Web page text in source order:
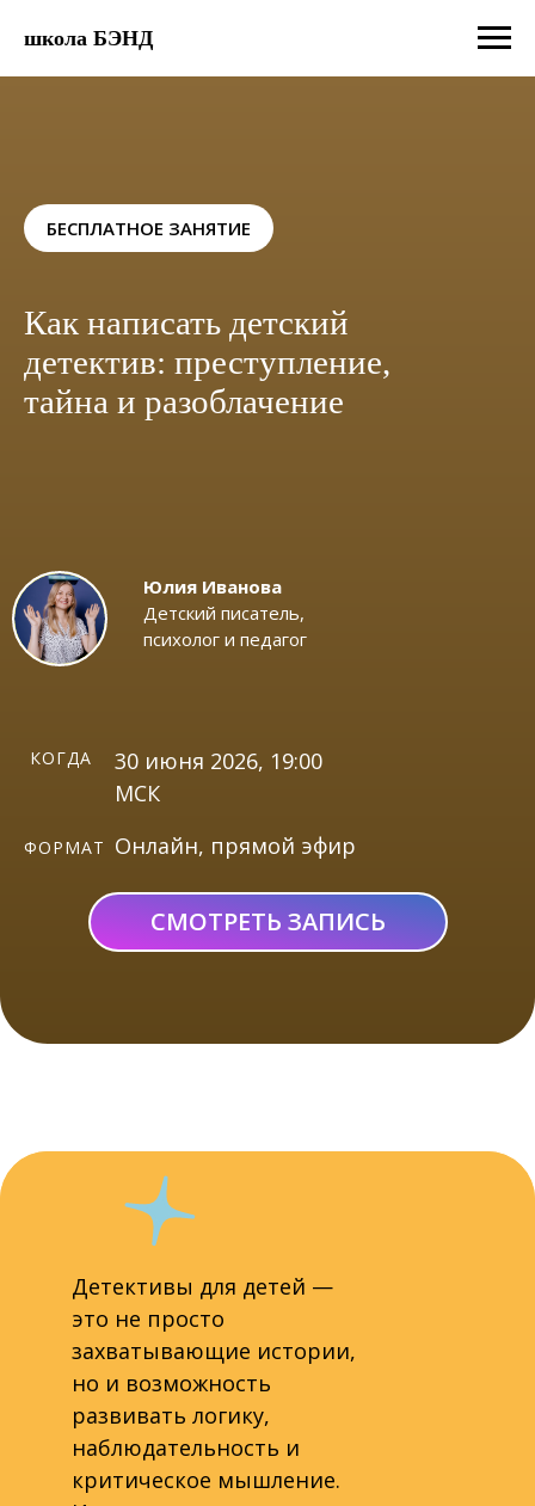
школа БЭНД
Как написать детский
детектив: преступление,
тайна и разоблачение
30 июня 2026, 19:00
МСК
Онлайн, прямой эфир
КОГДА
ФОРМАТ
СМОТРЕТЬ ЗАПИСЬ
БЕСПЛАТНОЕ ЗАНЯТИЕ
Юлия Иванова
Детский писатель,
психолог и педагог
Детективы для детей —
это не просто
захватывающие истории,
но и возможность
развивать логику,
наблюдательность и
критическое мышление.